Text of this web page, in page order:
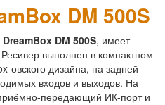
DM 500S
DreamBox DM 500S, имеет
выполнен в компактном
овского дизайна, на задней
входов и выходов. На
передающий ИК-порт и